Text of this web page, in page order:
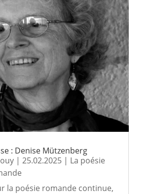
: Denise Mützenberg
| 25.02.2025| La poésie
la poésie romande continue,